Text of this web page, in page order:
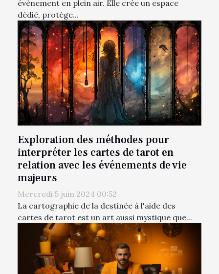
évènement en plein air. Elle crée un espace
dédié, protège...
Exploration des méthodes pour
interpréter les cartes de tarot en
relation avec les événements de vie
majeurs
Mercredi 5 juin 2024 00:52
La cartographie de la destinée à l'aide des
cartes de tarot est un art aussi mystique que...